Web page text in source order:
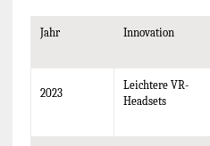
Jahr Innovation
2023
Leichtere VR-
Headsets